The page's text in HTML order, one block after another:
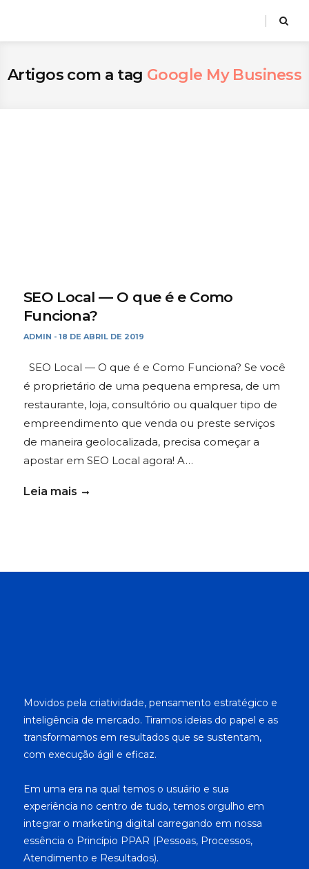
Artigos com a tag Google My Business
SEO Local — O que é e Como
Funciona?
ADMIN - 18 DE ABRIL DE 2019
SEO Local — O que é e Como Funciona? Se você
é proprietário de uma pequena empresa, de um
restaurante, loja, consultório ou qualquer tipo de
empreendimento que venda ou preste serviços
de maneira geolocalizada, precisa começar a
apostar em SEO Local agora! A…
Leia mais
Movidos pela criatividade, pensamento estratégico e
inteligência de mercado. Tiramos ideias do papel e as
transformamos em resultados que se sustentam,
com execução ágil e eficaz.
Em uma era na qual temos o usuário e sua
experiência no centro de tudo, temos orgulho em
integrar o marketing digital carregando em nossa
essência o Princípio PPAR (Pessoas, Processos,
Atendimento e Resultados).